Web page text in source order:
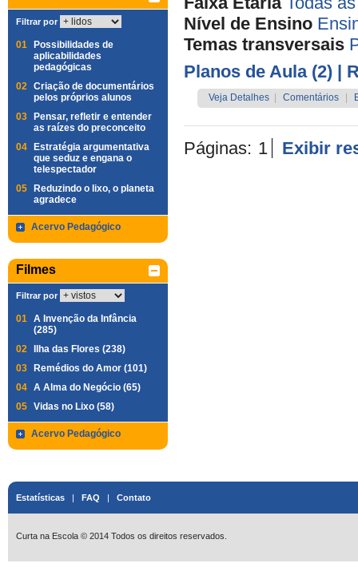
Filtrar por
01
Possibilidades de
aplicabilidades
pedagógicas
02 Criação de documentários
pelos próprios alunos
03
Pensar, refletir e entender
as raízes do preconceito
04
Estratégia argumentativa
que seduz e engana o
telespectador
05
Reduzindo o lixo, o planeta
agradece
Acervo Pedagógico
Filmes
Filtrar por
01 A Invenção da Infância
(285)
02
Ilha das Flores (238)
03
Remédios do Amor (101)
04 A Alma do Negócio (65)
05 Vidas no Lixo (58)
Acervo Pedagógico
Nível de Ensino
Temas transversais
Planos de Aula (2) |
Veja Detalhes Comentários
Páginas: 1 Exibir
Estatísticas | FAQ | Contato
Curta na Escola © 2014 Todos os direitos reservados.